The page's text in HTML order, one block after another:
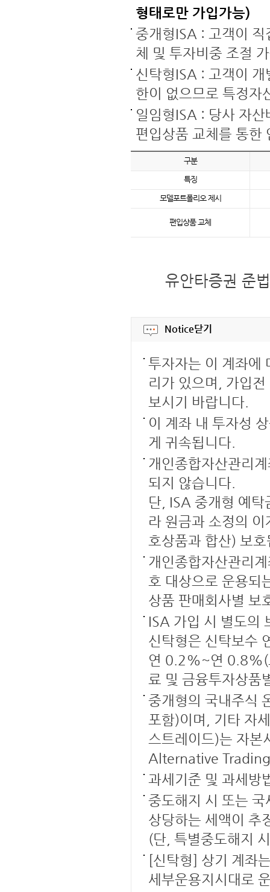
형태로만 가입가능)
중개형ISA : 고객이
체 및 투자비중 조절
신탁형ISA : 고객이
한이 없으므로 특정자
일임형ISA : 당사 자
편입상품 교체를 통한
구분
특징
모델포트폴리오 제시
편입상품 교체
유안타증권 준
Notice닫기
투자자는 이 계좌에
리가 있으며, 가입
보시기 바랍니다.
이 계좌 내 투자성
게 귀속됩니다.
개인종합자산관리
되지 않습니다.
단, ISA 중개형 예
라 원금과 소정의
호상품과 합산) 보
개인종합자산관리
호 대상으로 운용되
상품 판매회사별 보
ISA 가입 시 별도의
신탁형은 신탁보수
연 0.2%~연 0.8%(
료 및 금융투자상품
중개형의 국내주식
포함)이며, 기타 자
스트레이드)는 자본
Alternative
과세기준 및 과세방
중도해지 시 또는
상당하는 세액이 추
(단, 특별중도해지
[신탁형] 상기 계좌
세부운용지시대로